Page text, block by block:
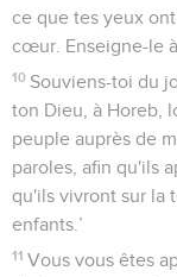
ce que tes yeux
cœur. Enseigne-le
10 Souviens-toi du
ton Dieu, à Horeb,
peuple auprès de
paroles, afin qu'ils
qu'ils vivront sur la
enfants.’
11 Vous vous êtes